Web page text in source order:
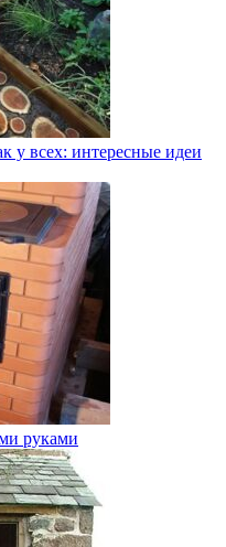
у всех: интересные идеи
руками